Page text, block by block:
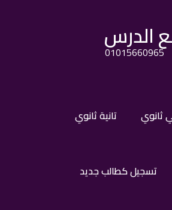
ثانوي
تانية ثانوي
تسجيل كطالب جديد
الدرس
01015660965